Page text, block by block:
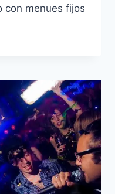
con menues fijos